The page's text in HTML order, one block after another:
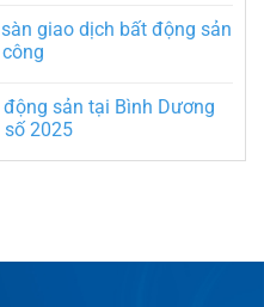
giao dịch bất động sản
sản tại Bình Dương
2025